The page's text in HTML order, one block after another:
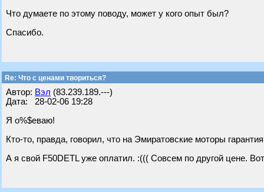
Что думаете по этому поводу, может у кого опыт был?
Спасибо.
Re: Что с ценами твориться?
Автор: Вэл (83.239.189.---)
Дата: 28-02-06 19:28
Я о%$еваю!
Кто-то, правда, говорил, что на Эмиратовские моторы
А я свой F50DETL уже оплатил. :((( Совсем по другой цене.